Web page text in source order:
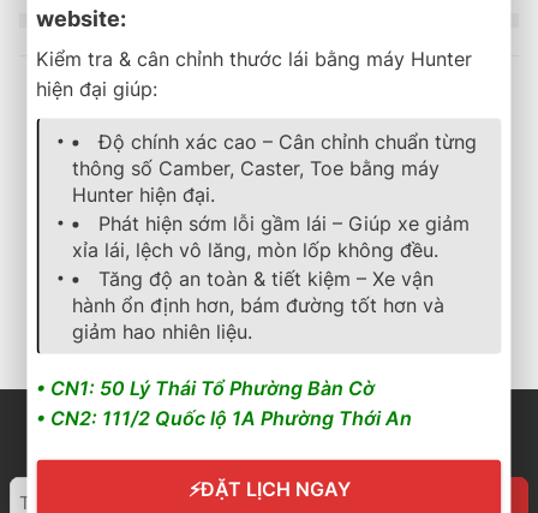
Sản phẩm tương tự
lốp xe michelin, energy,mặc định
Lốp Xe MICHELIN 185/60R15 88H Energy XM 2+
2.236.000 ₫
Cần nhận báo giá mới
nhất? Nhấn vào đây để
trao đổi ngay
lốp xe michelin , energy
Lốp Xe MICHELIN 175/
1.836.000₫
Cần nhận báo giá mới
website:
Kiểm tra & cân chỉnh thước lái bằng máy Hunter
hiện đại giúp:
Độ chính xác cao – Cân chỉnh chuẩn từng
thông số Camber, Caster, Toe bằng máy
Hunter hiện đại.
Phát hiện sớm lỗi gầm lái – Giúp xe giảm
xỉa lái, lệch vô lăng, mòn lốp không đều.
Tăng độ an toàn & tiết kiệm – Xe vận
hành ổn định hơn, bám đường tốt hơn và
giảm hao nhiên liệu.
• CN1: 50 Lý Thái Tổ Phường Bàn Cờ
• CN2: 111/2 Quốc lộ 1A Phường Thới An
⚡ĐẶT LỊCH NGAY